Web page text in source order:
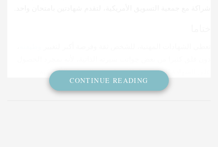
على الشهادة المهنية يقل الاعتماد على الشهادة الأكاديمية.
CONTINUE READING